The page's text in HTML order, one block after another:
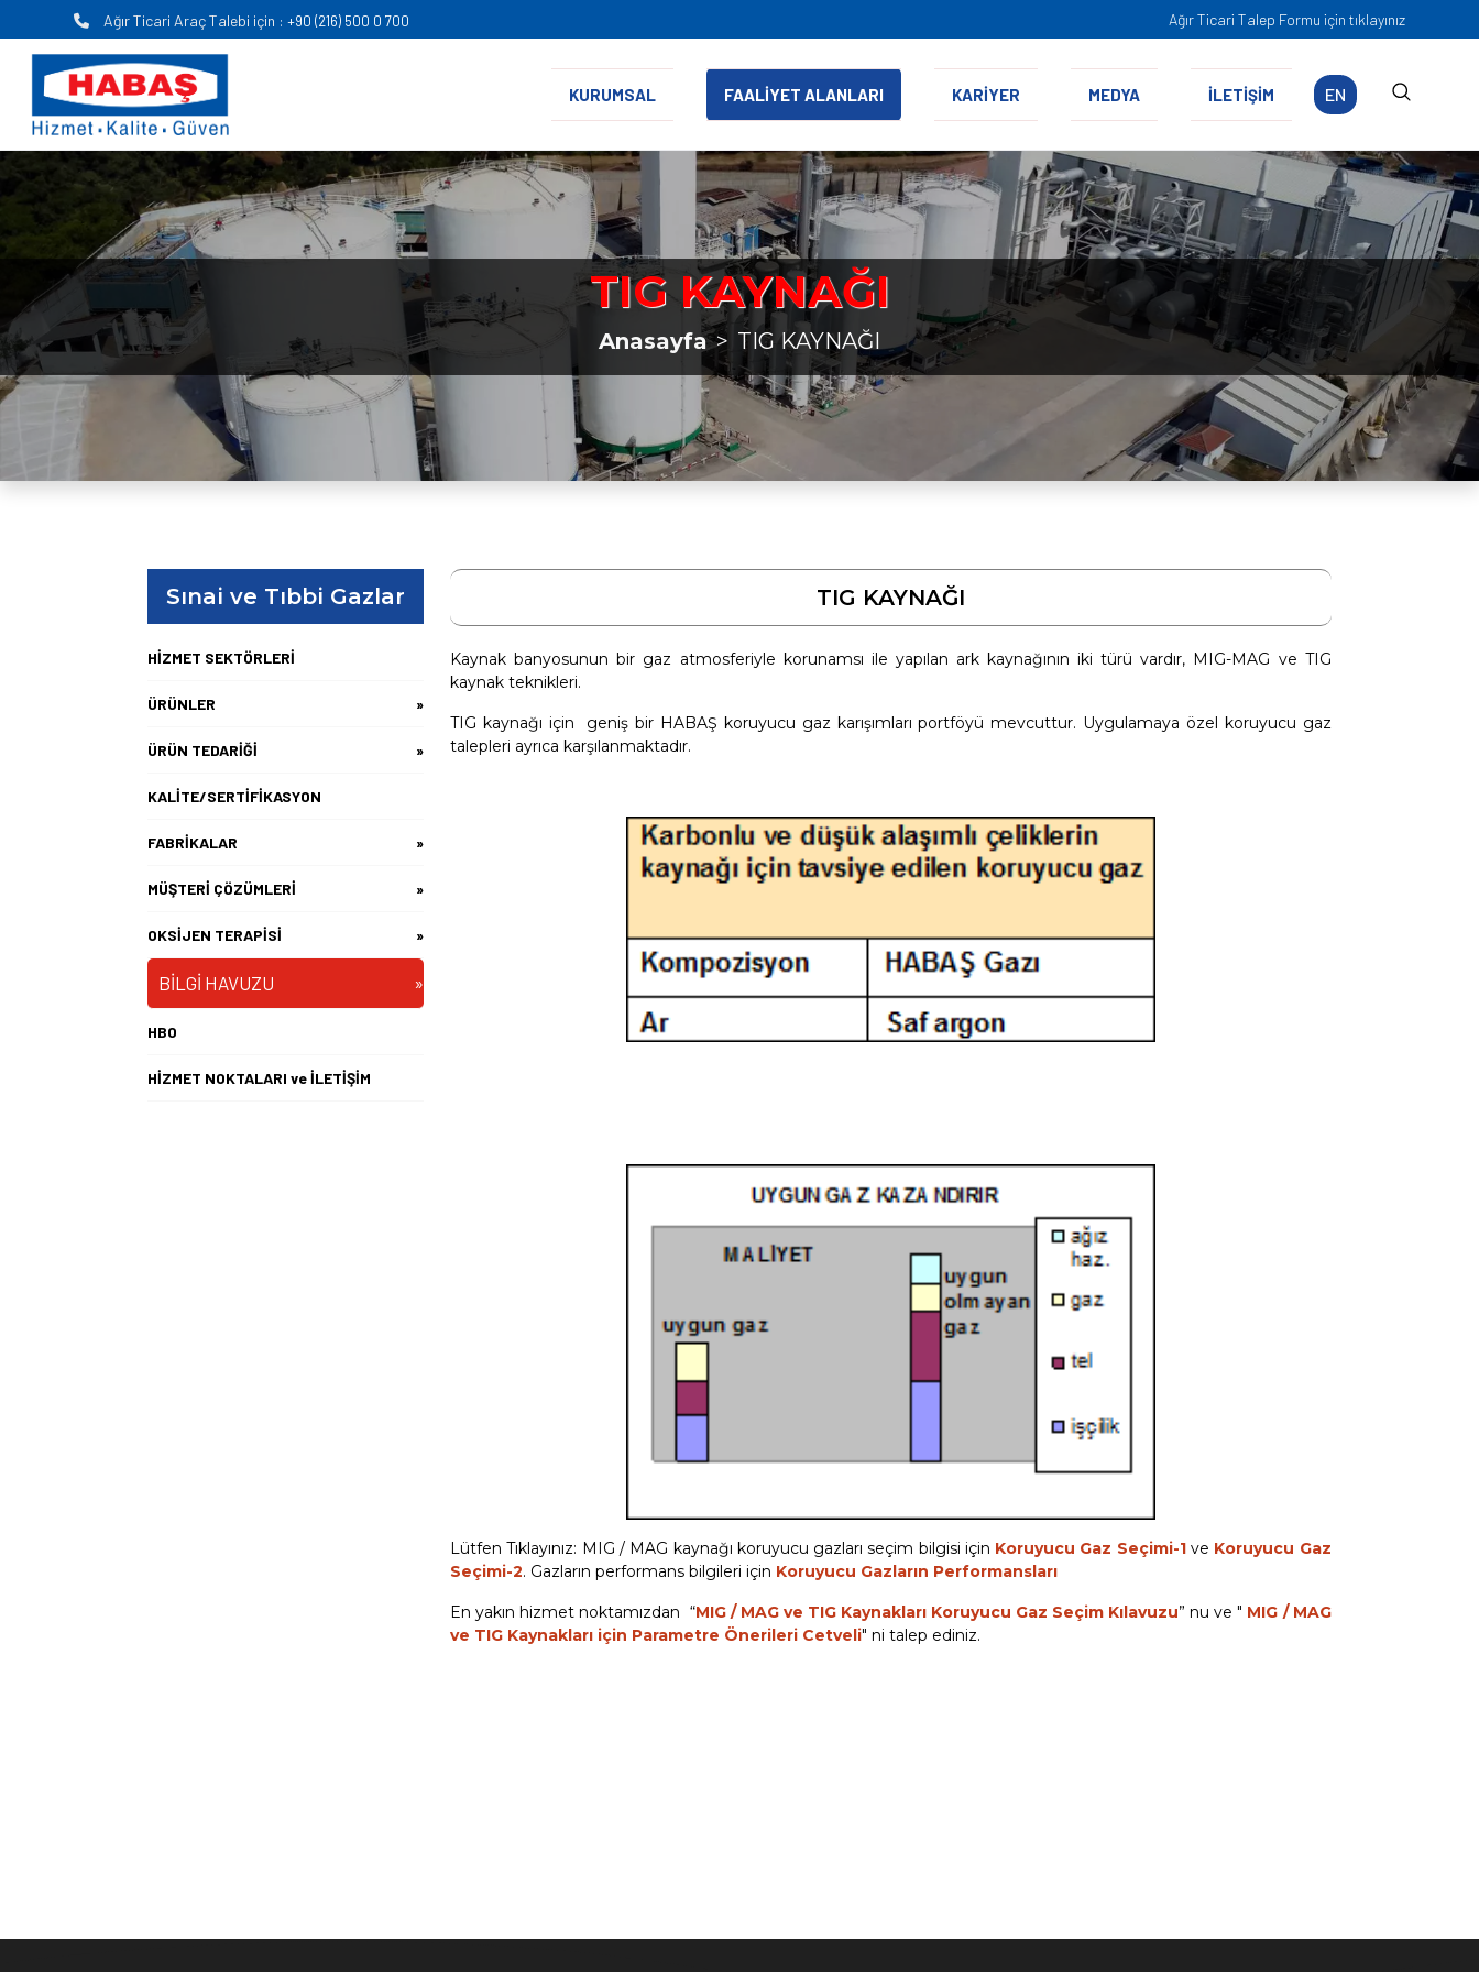
Ağır Ticari Araç Talebi için :+90 (216) 500 0 700 Ağır Ticari Talep Formu için tıklayınız
KURUMSAL FAALİYET ALANLARI KARİYER MEDYA İLETİŞİM EN
Anasayfa
KURUMSAL
FAALİYET ALANLARI
KARİYER
MEDYA
İLETİŞİM
TIG KAYNAĞI
Anasayfa TIG KAYNAĞI
Sınai ve Tıbbi Gazlar
HİZMET SEKTÖRLERİ
ÜRÜNLER »
ÜRÜN TEDARİĞİ »
KALİTE/SERTİFİKASYON
FABRİKALAR »
MÜŞTERİ ÇÖZÜMLERİ »
OKSİJEN TERAPİSİ »
BİLGİ HAVUZU »
HBO
HİZMET NOKTALARI ve İLETİŞİM
TIG KAYNAĞI
Kaynak banyosunun bir gaz atmosferiyle korunamsı ile yapılan ark kaynağının iki türü vardır, MIG-MAG ve TIG
kaynak teknikleri.
TIG kaynağı için geniş bir HABAŞ koruyucu gaz karışımları portföyü mevcuttur. Uygulamaya özel koruyucu gaz
talepleri ayrıca karşılanmaktadır.
Lütfen Tıklayınız: MIG / MAG kaynağı koruyucu gazları seçim bilgisi için Koruyucu Gaz Seçimi-1ve Koruyucu Gaz
Seçimi-2. Gazların performans bilgileri için Koruyucu Gazların Performansları
En yakın hizmet noktamızdan “MIG / MAG ve TIG Kaynakları Koruyucu Gaz Seçim Kılavuzu” nu ve " MIG / MAG
ve TIG Kaynakları için Parametre Önerileri Cetveli" ni talep ediniz.